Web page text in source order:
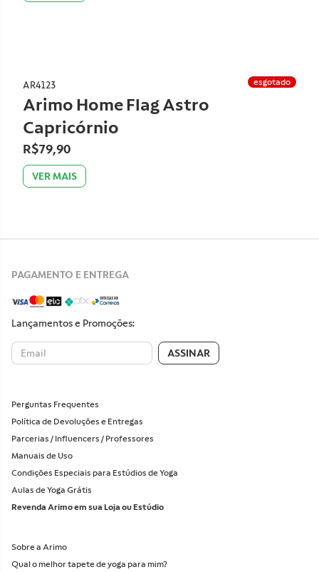
esgotado
AR4123
Arimo Home Flag Astro
Capricórnio
R$79,90
VER MAIS
PAGAMENTO E ENTREGA
Lançamentos e Promoções:
ASSINAR
Perguntas Frequentes
Política de Devoluções e Entregas
Parcerias / Influencers / Professores
Manuais de Uso
Condições Especiais para Estúdios de Yoga
Aulas de Yoga Grátis
Revenda Arimo em sua Loja ou Estúdio
Sobre a Arimo
Qual o melhor tapete de yoga para mim?